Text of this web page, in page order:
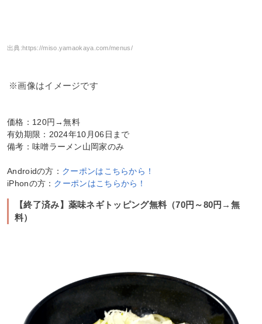
出典:https://miso.yamaokaya.com/menus/
※画像はイメージです
価格：120円→無料
有効期限：2024年10月06日まで
備考：味噌ラーメン山岡家のみ
Androidの方： クーポンはこちらから！
iPhonの方： クーポンはこちらから！
【終了済み】薬味ネギトッピング無料（70円～80円→無
料）